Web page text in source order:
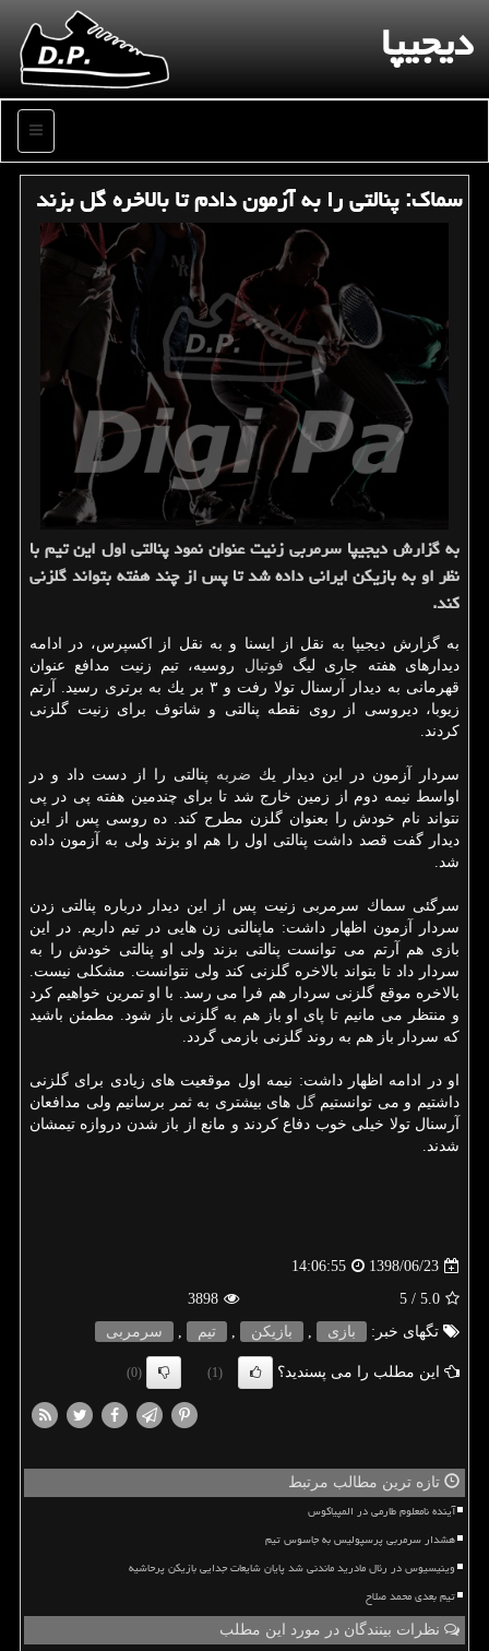
دیجیپا
منو
سماك: پنالتی را به آزمون دادم تا بالاخره گل بزند
به گزارش دیجیپا سرمربی زنیت عنوان نمود پنالتی اول این تیم با
نظر او به بازیكن ایرانی داده شد تا پس از چند هفته بتواند گلزنی
كند.
به گزارش دیجیپا به نقل از ایسنا و به نقل از اكسپرس، در ادامه
دیدارهای هفته جاری لیگ فوتبال روسیه، تیم زنیت مدافع عنوان
قهرمانی به دیدار آرسنال تولا رفت و ۳ بر یك به برتری رسید. آرتم
زیوبا، دیروسی از روی نقطه پنالتی و شاتوف برای زنیت گلزنی
كردند.
سردار آزمون در این دیدار یك ضربه پنالتی را از دست داد و در
اواسط نیمه دوم از زمین خارج شد تا برای چندمین هفته پی در پی
نتواند نام خودش را بعنوان گلزن مطرح كند. ده روسی پس از این
دیدار گفت قصد داشت پنالتی اول را هم او بزند ولی به آزمون داده
شد.
سرگئی سماك سرمربی زنیت پس از این دیدار درباره پنالتی زدن
سردار آزمون اظهار داشت: ماپنالتی زن هایی در تیم داریم. در این
بازی هم آرتم می توانست پنالتی بزند ولی او پنالتی خودش را به
سردار داد تا بتواند بالاخره گلزنی كند ولی نتوانست. مشكلی نیست.
بالاخره موقع گلزنی سردار هم فرا می رسد. با او تمرین خواهیم كرد
و منتظر می مانیم تا پای او باز هم به گلزنی باز شود. مطمئن باشید
كه سردار باز هم به روند گلزنی بازمی گردد.
او در ادامه اظهار داشت: نیمه اول موقعیت های زیادی برای گلزنی
داشتیم و می توانستیمگل های بیشتری به ثمر برسانیم ولی مدافعان
آرسنال تولا خیلی خوب دفاع كردند و مانع از باز شدن دروازه تیمشان
شدند.
1398/06/23
14:06:55
5.0
/ 5
3898
تگهای خبر:
بازی , بازیكن , تیم , سرمربی
این مطلب را می پسندید؟ (1)
(0)
تازه ترین مطالب مرتبط
آینده نامعلوم طارمی در المپیاکوس
هشدار سرمربی پرسپولیس به جاسوس تیم
وینیسیوس در رئال مادرید ماندنی شد پایان شایعات جدایی بازیکن پرحاشیه
تیم بعدی محمد صلاح
نظرات بینندگان در مورد این مطلب